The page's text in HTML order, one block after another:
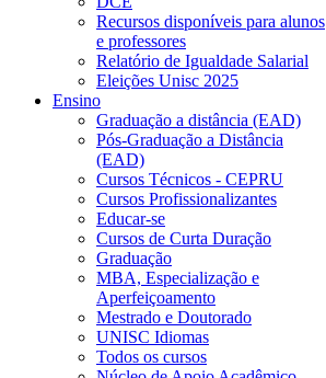
Recursos disponíveis para alunos
e professores
Relatório de Igualdade Salarial
Eleições Unisc 2025
Ensino
Graduação a distância (EAD)
Pós-Graduação a Distância
(EAD)
Cursos Técnicos - CEPRU
Cursos Profissionalizantes
Educar-se
Cursos de Curta Duração
Graduação
MBA, Especialização e
Aperfeiçoamento
Mestrado e Doutorado
UNISC Idiomas
Todos os cursos